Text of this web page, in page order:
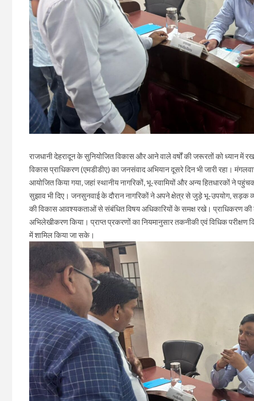
राजधानी देहरादून के सुनियोजित विकास और आने वाले वर्षों की जरूरतों को ध्यान में
विकास प्राधिकरण (एमडीडीए) का जनसंवाद अभियान दूसरे दिन भी जारी रहा।
आयोजित किया गया, जहां स्थानीय नागरिकों, भू-स्वामियों और अन्य हितधारकों ने
सुझाव भी दिए। जनसुनवाई के दौरान नागरिकों ने अपने क्षेत्र से जुड़े भू-उपयोग, सड़क
की विकास आवश्यकताओं से संबंधित विषय अधिकारियों के समक्ष रखे। प्राधिकरण
अभिलेखीकरण किया। प्राप्त प्रकरणों का नियमानुसार तकनीकी एवं विधिक परीक्षण
में शामिल किया जा सके।